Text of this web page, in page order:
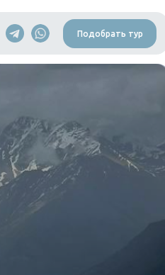
Подобрать тур